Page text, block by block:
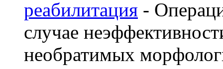
реабилитация -
случае
необратимых